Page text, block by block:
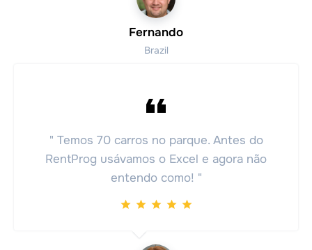
Fernando
Brazil
" Temos 70 carros no parque. Antes do
RentProg usávamos o Excel e agora não
entendo como! "